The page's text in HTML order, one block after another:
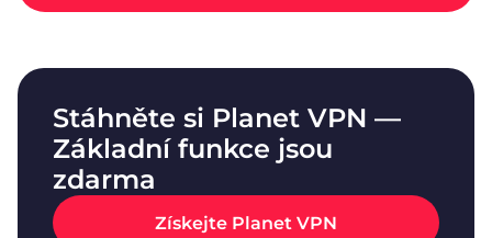
Stáhněte si Planet VPN —
Základní funkce jsou
zdarma
Získejte Planet VPN